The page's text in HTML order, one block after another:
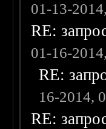
01-13-
RE:
01-16-
RE:
16-2014,
RE: